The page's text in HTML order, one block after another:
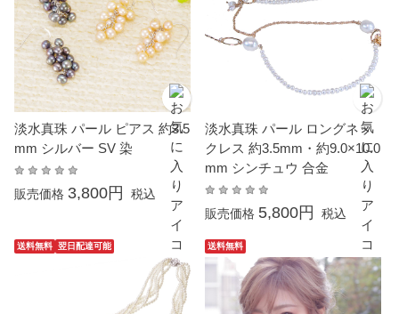
淡水真珠 パール ピアス 約3.5
mm シルバー SV 染
販売価格 3,800円 税込
淡水真珠 パール ロングネッ
クレス 約3.5mm・約9.0×10.0
mm シンチュウ 合金
販売価格 5,800円 税込
送料無料 翌日配達可能 送料無料